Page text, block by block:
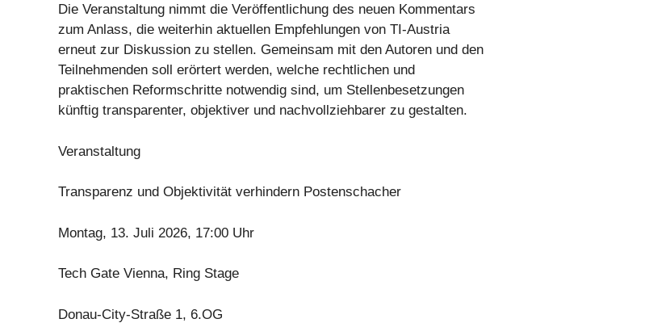
Die Veranstaltung nimmt die Veröffentlichung des neuen Kommentars
zum Anlass, die weiterhin aktuellen Empfehlungen von TI-Austria
erneut zur Diskussion zu stellen. Gemeinsam mit den Autoren und den
Teilnehmenden soll erörtert werden, welche rechtlichen und
praktischen Reformschritte notwendig sind, um Stellenbesetzungen
künftig transparenter, objektiver und nachvollziehbarer zu gestalten.
Veranstaltung
Transparenz und Objektivität verhindern Postenschacher
Montag, 13. Juli 2026, 17:00 Uhr
Tech Gate Vienna, Ring Stage
Donau-City-Straße 1, 6.OG